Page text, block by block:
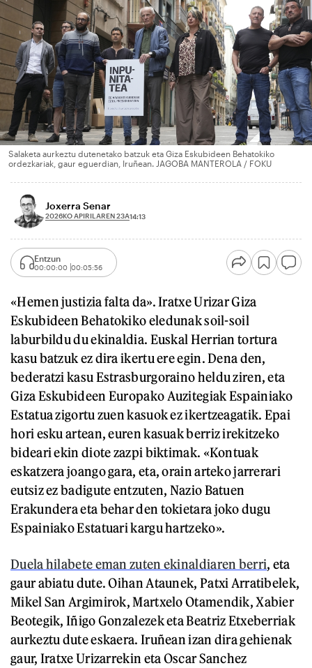
Salaketa aurkeztu dutenetako batzuk eta Giza Eskubideen Behatokiko
ordezkariak, gaur eguerdian, Iruñean. JAGOBA MANTEROLA / FOKU
Joxerra Senar
2026KO APIRILAREN 23A14:13
Entzun
00:00:00 00:05:56
«Hemen justizia falta da». Iratxe Urizar Giza
Eskubideen Behatokiko eledunak soil-soil
laburbildu du ekinaldia. Euskal Herrian tortura
kasu batzuk ez dira ikertu ere egin. Dena den,
bederatzi kasu Estrasburgoraino heldu ziren, eta
Giza Eskubideen Europako Auzitegiak Espainiako
Estatua zigortu zuen kasuok ez ikertzeagatik. Epai
hori esku artean, euren kasuak berriz irekitzeko
bideari ekin diote zazpi biktimak. «Kontuak
eskatzera joango gara, eta, orain arteko jarrerari
eutsiz ez badigute entzuten, Nazio Batuen
Erakundera eta behar den tokietara joko dugu
Espainiako Estatuari kargu hartzeko».
Duela hilabete eman zuten ekinaldiaren berri, eta
gaur abiatu dute. Oihan Ataunek, Patxi Arratibelek,
Mikel San Argimirok, Martxelo Otamendik, Xabier
Beotegik, Iñigo Gonzalezek eta Beatriz Etxeberriak
aurkeztu dute eskaera. Iruñean izan dira gehienak
gaur, Iratxe Urizarrekin eta Oscar Sanchez